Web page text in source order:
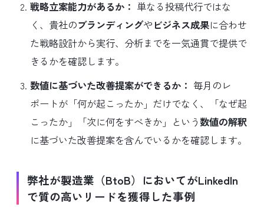
戦略立案能力があるか： 単なる投稿代行ではな
く、貴社のブランディングや ビジネス成果に合わせ
た戦略設計から実行、分析までを一気通貫で提供で
きるかを確認します。
数値に基づいた改善提案ができるか： 毎月のレ
ポートが「何が起こったか」だけでなく、「なぜ起
こったか」「次に何をすべきか」という数値の解釈
に基づいた改善提案を含んでいるかを確認します。
弊社が製造業（BtoB）においてがLinkedIn
で質の高いリードを獲得した事例